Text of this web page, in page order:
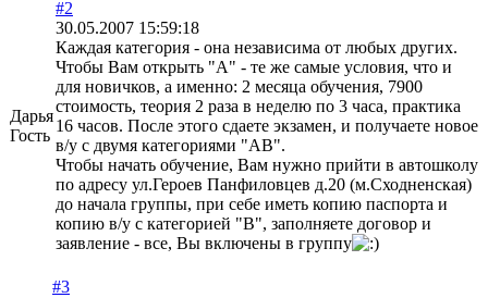
Дарья
Гость
#2
30.05.2007 15:59:18
Каждая категория - она независима от любых других.
Чтобы Вам открыть "А" - те же самые условия, что и
для новичков, а именно: 2 месяца обучения, 7900
стоимость, теория 2 раза в неделю по 3 часа, практика
16 часов. После этого сдаете экзамен, и получаете новое
в/у с двумя категориями "АВ".
Чтобы начать обучение, Вам нужно прийти в автошколу
по адресу ул.Героев Панфиловцев д.20 (м.Сходненская)
до начала группы, при себе иметь копию паспорта и
копию в/у с категорией "В", заполняете договор и
заявление - все, Вы включены в группу
#3